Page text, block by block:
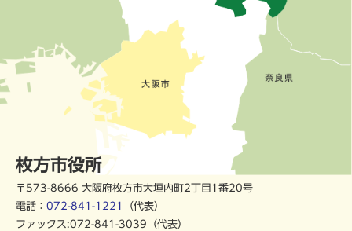
枚方市役所
〒573-8666 大阪府枚方市大垣内町2丁目1番20号
電話： 072-841-1221
（代表）
ファックス:072-841-3039（代表）